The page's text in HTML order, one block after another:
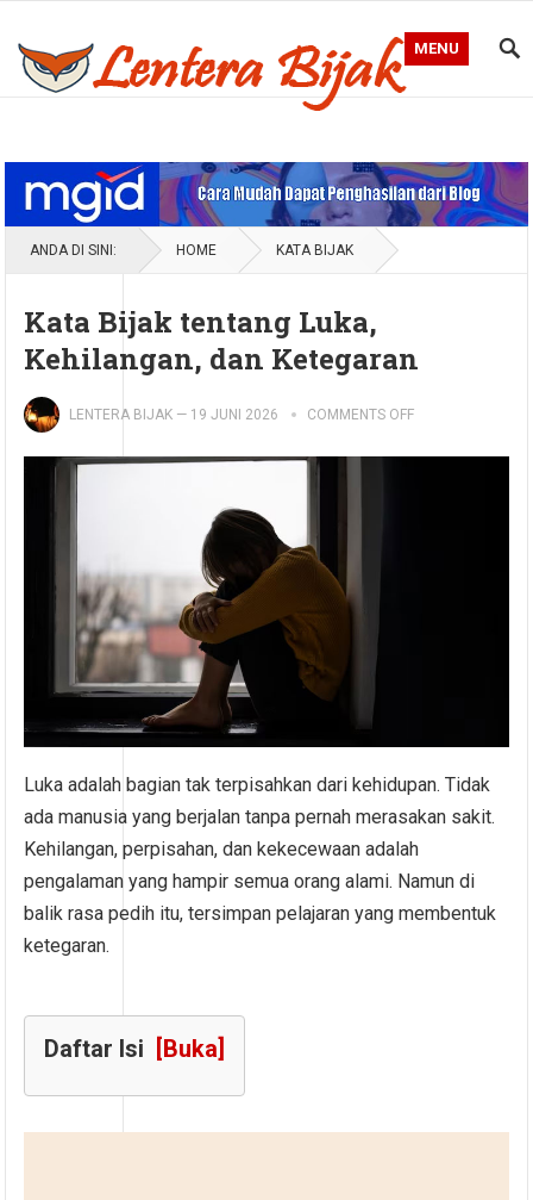
MENU
ANDA DI SINI: HOME KATA BIJAK
Kata Bijak tentang Luka,
Kehilangan, dan Ketegaran
LENTERA BIJAK — 19 JUNI 2026 COMMENTS OFF
Luka adalah bagian tak terpisahkan dari kehidupan. Tidak
ada manusia yang berjalan tanpa pernah merasakan sakit.
Kehilangan, perpisahan, dan kekecewaan adalah
pengalaman yang hampir semua orang alami. Namun di
balik rasa pedih itu, tersimpan pelajaran yang membentuk
ketegaran.
Daftar Isi [Buka]